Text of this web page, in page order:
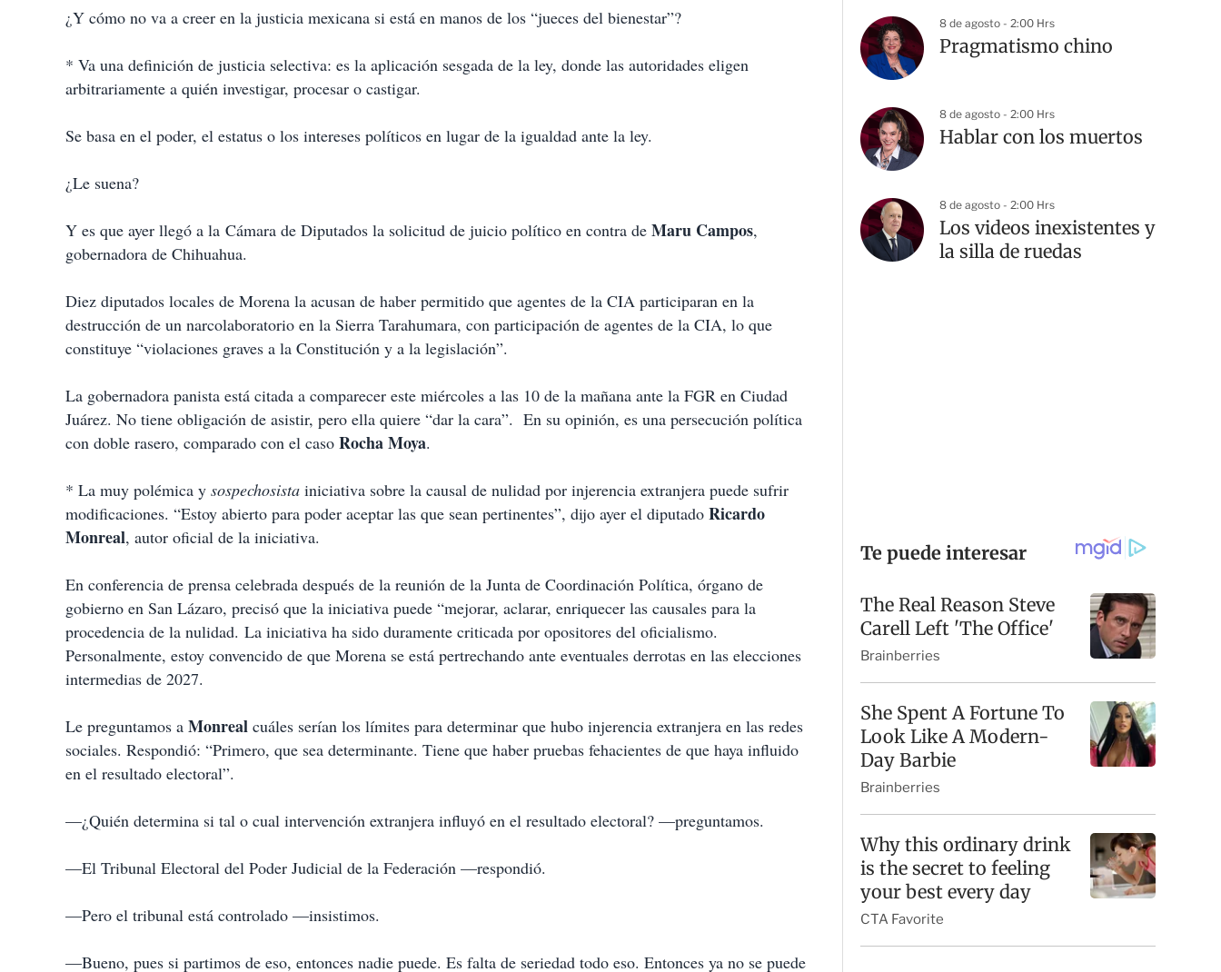
¿Y cómo no va a creer en la justicia mexicana si está en manos de los “jueces del bienestar”?
* Va una definición de justicia selectiva: es la aplicación sesgada de la ley, donde las autoridades eligen
arbitrariamente a quién investigar, procesar o castigar.
Se basa en el poder, el estatus o los intereses políticos en lugar de la igualdad ante la ley.
¿Le suena?
Y es que ayer llegó a la Cámara de Diputados la solicitud de juicio político en contra de Maru Campos,
gobernadora de Chihuahua.
Diez diputados locales de Morena la acusan de haber permitido que agentes de la CIA participaran en la
destrucción de un narcolaboratorio en la Sierra Tarahumara, con participación de agentes de la CIA, lo que
constituye “violaciones graves a la Constitución y a la legislación”.
La gobernadora panista está citada a comparecer este miércoles a las 10 de la mañana ante la FGR en Ciudad
Juárez. No tiene obligación de asistir, pero ella quiere “dar la cara”. En su opinión, es una persecución política
con doble rasero, comparado con el caso Rocha Moya.
* La muy polémica y sospechosista iniciativa sobre la causal de nulidad por injerencia extranjera puede sufrir
modificaciones. “Estoy abierto para poder aceptar las que sean pertinentes”, dijo ayer el diputado Ricardo
Monreal, autor oficial de la iniciativa.
En conferencia de prensa celebrada después de la reunión de la Junta de Coordinación Política, órgano de
gobierno en San Lázaro, precisó que la iniciativa puede “mejorar, aclarar, enriquecer las causales para la
procedencia de la nulidad. La iniciativa ha sido duramente criticada por opositores del oficialismo.
Personalmente, estoy convencido de que Morena se está pertrechando ante eventuales derrotas en las elecciones
intermedias de 2027.
Le preguntamos a Monreal cuáles serían los límites para determinar que hubo injerencia extranjera en las redes
sociales. Respondió: “Primero, que sea determinante. Tiene que haber pruebas fehacientes de que haya influido
en el resultado electoral”.
—¿Quién determina si tal o cual intervención extranjera influyó en el resultado electoral? —preguntamos.
—El Tribunal Electoral del Poder Judicial de la Federación —respondió.
—Pero el tribunal está controlado —insistimos.
—Bueno, pues si partimos de eso, entonces nadie puede. Es falta de seriedad todo eso. Entonces ya no se puede
8 de agosto - 2:00 Hrs
Pragmatismo chino
8 de agosto - 2:00 Hrs
Hablar con los muertos
8 de agosto - 2:00 Hrs
Los videos inexistentes y
la silla de ruedas